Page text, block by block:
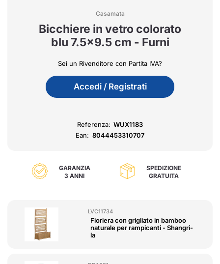
Casamata
Bicchiere in vetro colorato
blu 7.5x9.5 cm - Furni
Sei un Rivenditore con Partita IVA?
Accedi / Registrati
Referenza: WUX1183
Ean: 8044453310707
GARANZIA
3 ANNI
SPEDIZIONE
GRATUITA
LVC11734
Fioriera con grigliato in bamboo
naturale per rampicanti - Shangri-
la